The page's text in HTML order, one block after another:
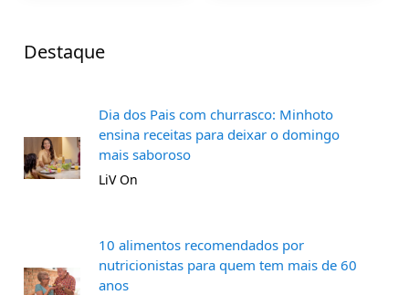
Destaque
Dia dos Pais com churrasco: Minhoto
ensina receitas para deixar o domingo
mais saboroso
LiV On
10 alimentos recomendados por
nutricionistas para quem tem mais de 60
anos